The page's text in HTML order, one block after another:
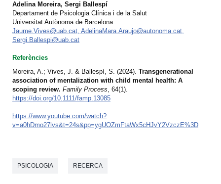
Adelina Moreira, Sergi Ballespí
Departament de Psicologia Clínica i de la Salut
Universitat Autònoma de Barcelona
Jaume.Vives@uab.cat, AdelinaMara.Araujo@autonoma.cat,
Sergi.Ballespi@uab.cat
Referències
Moreira, A.; Vives, J. & Ballespí, S. (2024). Transgenerational
association of mentalization with child mental health: A
scoping review. Family Process, 64(1).
https://doi.org/10.1111/famp.13085
https://www.youtube.com/watch?
v=a0hDmo27lvs&t=24s&pp=ygUOZmFtaWx5cHJvY2VzczE%3D
PSICOLOGIA RECERCA